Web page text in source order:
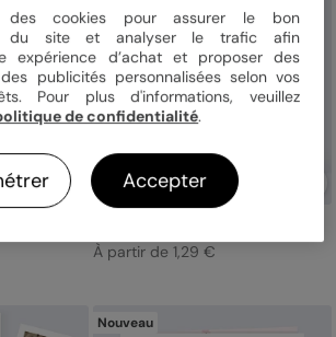
À partir de 1,29 €
Nouveau
des cookies pour assurer le bon
du site et analyser le trafic afin
expérience d’achat et proposer des
publicités personnalisées selon vos
Pour plus d'informations, veuillez
de confidentialité.
Accepter